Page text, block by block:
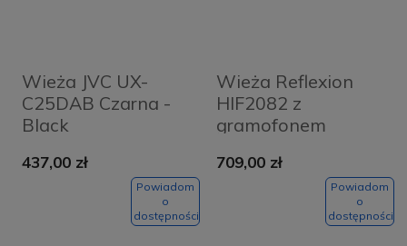
Wieża JVC UX-
C25DAB Czarna -
Black
437,00 zł
Powiadom
o
dostępności
Wieża Reflexion
HIF2082 z
gramofonem
709,00 zł
Powiadom
o
dostępności